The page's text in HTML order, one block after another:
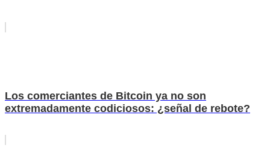
Los comerciantes de Bitcoin ya no son
extremadamente codiciosos: ¿señal de rebote?